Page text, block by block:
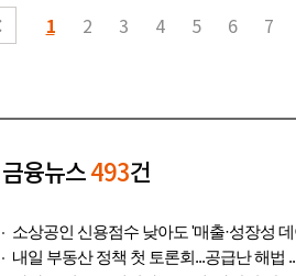
1 2 3 4 5 6 7
금융뉴스493건
내일 부동산 정책 첫 토론회...공급난 해법 ..